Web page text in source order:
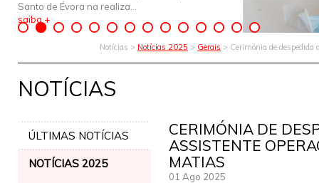
Santo de Évora na realiza...
saiba +
Notícias > Notícias 2025 > Gerais > Cerimónia de despedida
NOTÍCIAS
ÚLTIMAS NOTÍCIAS
NOTÍCIAS 2025
CERIMÓNIA DE
ASSISTENTE
MATIAS
01 Ago 2025